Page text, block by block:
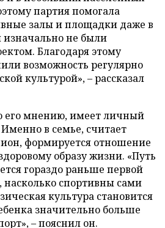
партия помогала
залы и площадки даже в
изначально не были
Благодаря этому
возможность регулярно
культурой», – рассказал
его мнению, имеет личный
в семье, считает
формируется отношение
образу жизни. «Путь
гораздо раньше первой
насколько спортивны сами
культура становится
значительно больше
– пояснил он.